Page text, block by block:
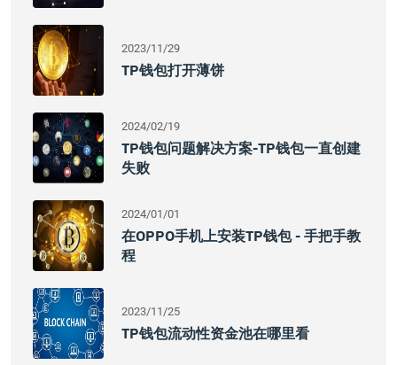
2023/11/29
TP钱包打开薄饼
2024/02/19
TP钱包问题解决方案-TP钱包一直创建
失败
2024/01/01
在OPPO手机上安装TP钱包 - 手把手教
程
2023/11/25
TP钱包流动性资金池在哪里看